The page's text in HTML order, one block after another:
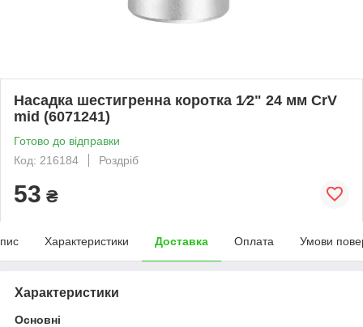
Насадка шестигренна коротка 1⁄2" 24 мм CrV
mid (6071241)
Готово до відправки
Код: 216184
Роздріб
53 ₴
Характеристики Доставка Оплата Умови
Характеристики
Основні